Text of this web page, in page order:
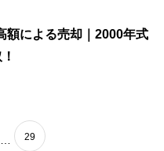
による売却｜2000年式
29